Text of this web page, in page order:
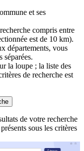
et ses
compris entre
est de 10 km).
départements, vous
séparées.
la loupe ; la liste des
de recherche est
de votre recherche
sous les critères